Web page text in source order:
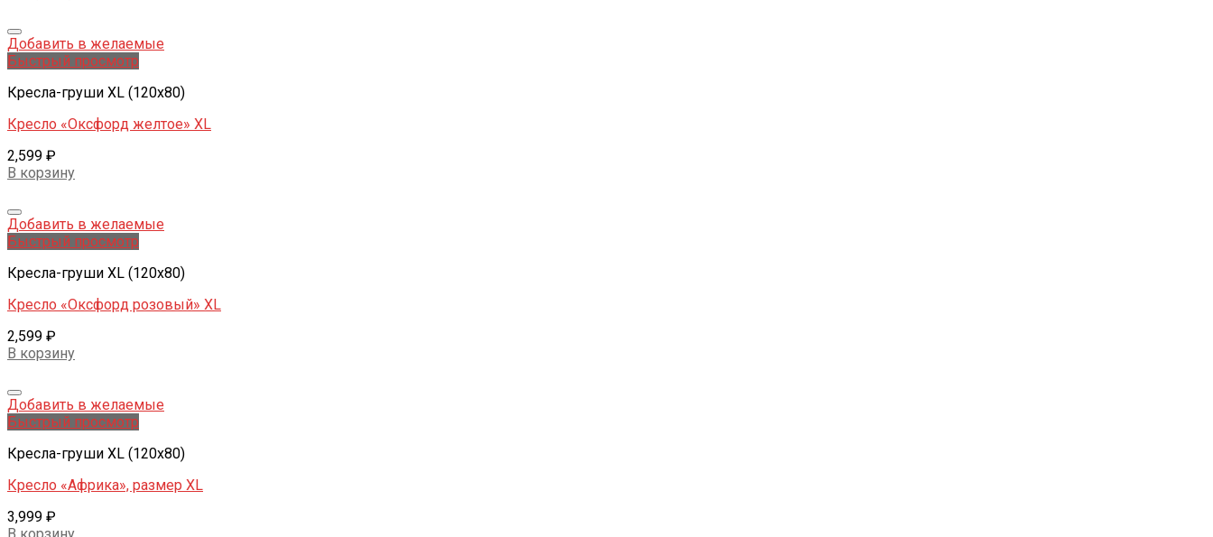
Добавить в желаемые
Быстрый просмотр
Кресла-груши XL (120x80)
Кресло «Оксфорд желтое» XL
2,599 ₽
В корзину
Добавить в желаемые
Быстрый просмотр
Кресла-груши XL (120x80)
Кресло «Оксфорд розовый» XL
2,599 ₽
В корзину
Добавить в желаемые
Быстрый просмотр
Кресла-груши XL (120x80)
Кресло «Африка», размер XL
3,999 ₽